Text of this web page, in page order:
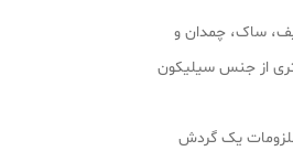
ساک، چمدان و
از جنس سیلیکون
یک گردش